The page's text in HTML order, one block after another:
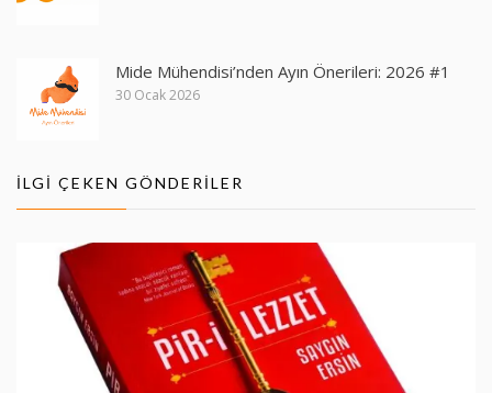
Mide Mühendisi’nden Ayın Önerileri: 2026 #1
30 Ocak 2026
İLGI ÇEKEN GÖNDERILER